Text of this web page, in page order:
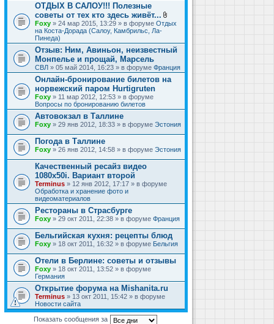
ОТДЫХ В САЛОУ!!! Полезные
советы от тех кто здесь живёт...
В
л
ж
е
и
я
Foxy » 24 мар 2015, 13:29 » в форуме Отдых
на Коста-Дорада (Салоу, Камбрильс, Ла-
Пинеда)
Отзыв: Ним, Авиньон, неизвестный
Монпелье и прощай, Марсель
СВЛ » 05 май 2014, 16:23 » в форуме Франция
Онлайн-бронирование билетов на
норвежский паром Hurtigruten
Foxy » 11 мар 2012, 12:53 » в форуме
Вопросы по бронированию билетов
Автовокзал в Таллине
Foxy » 29 янв 2012, 18:33 » в форуме Эстония
Погода в Таллине
Foxy » 26 янв 2012, 14:58 » в форуме Эстония
Качественный ресайз видео
1080x50i. Вариант второй
Terminus » 12 янв 2012, 17:17 » в форуме
Обработка и хранение фото и
видеоматериалов
Рестораны в Страсбурге
Foxy » 29 окт 2011, 22:38 » в форуме Франция
Бельгийская кухня: рецепты блюд
Foxy » 18 окт 2011, 16:32 » в форуме Бельгия
Отели в Берлине: советы и отзывы
Foxy » 18 окт 2011, 13:52 » в форуме
Германия
Открытие форума на Mishanita.ru
Terminus » 13 окт 2011, 15:42 » в форуме
Новости сайта
Показать сообщения за